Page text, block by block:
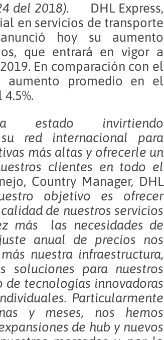
del 2018). DHL Express,
en servicios de transporte
hoy su aumento
que entrará en vigor a
En comparación con el
aumento promedio en el
estado invirtiendo
red internacional para
más altas y ofrecerle un
clientes en todo el
Country Manager, DHL
objetivo es ofrecer
de nuestros servicios
más las necesidades de
anual de precios nos
nuestra infraestructura,
soluciones para nuestros
tecnologías innovadoras
Particularmente
y meses, nos hemos
de hub y nuevos